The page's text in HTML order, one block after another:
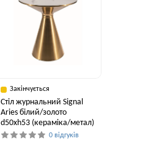
Закінчується
Стіл журнальний Signal
Aries білий/золото
d50хh53 (кераміка/метал)
0 відгуків